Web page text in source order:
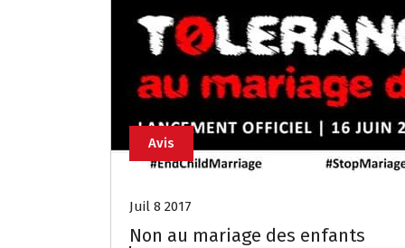
Avis
Juil 8 2017
Non au mariage des enfants